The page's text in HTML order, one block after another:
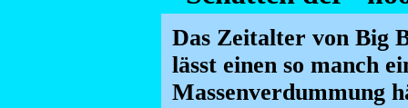
Das Zeitalter von Big
lässt einen so manch
Massenverdummung